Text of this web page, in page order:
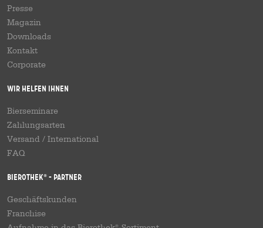
Presse
Magazin
Downloads
Kontakt
Corporate
Wir helfen Ihnen
Bierseminare
Zahlungsarten
Versand / International
FAQ
Bierothek® - Partner
Geschäftskunden
Franchise
®